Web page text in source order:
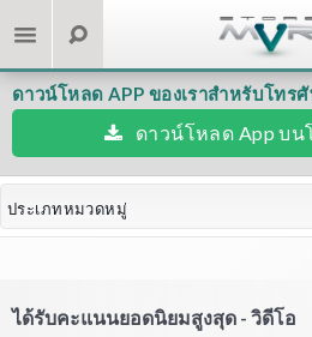
ดาวน์โหลด APP ของเราสำหรับโทร
ดาวน์โหลด App บ
ประเภทหมวดหมู่
ได้รับคะแนนยอดนิยมสูงสุด - วิดีโอ